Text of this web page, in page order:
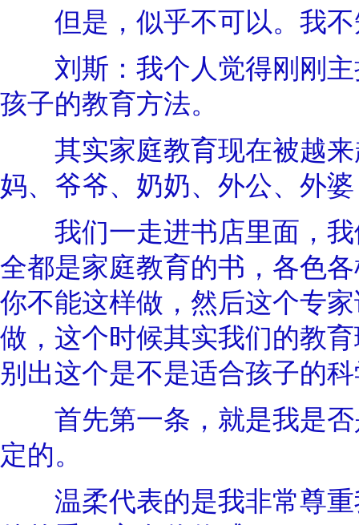
但是，似乎不可以。我不
刘斯：我个人觉得刚刚主
孩子的教育方法。
其实家庭教育现在被越来
妈、爷爷、奶奶、外公、外
我们一走进书店里面，我
全都是家庭教育的书，各色
你不能这样做，然后这个专
做，这个时候其实我们的教
别出这个是不是适合孩子的
首先第一条，就是我是否
定的。
温柔代表的是我非常尊重